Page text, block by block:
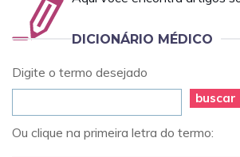
DICIONÁRIO MÉDICO
Digite o termo desejado
buscar
Ou clique na primeira letra do termo: